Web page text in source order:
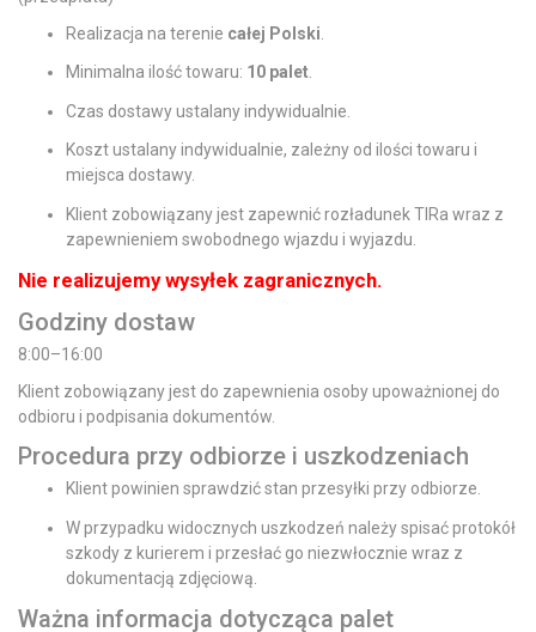
Realizacja na terenie całej Polski
Minimalna ilość towaru: 10 palet
Czas dostawy ustalany indywidualnie.
Koszt ustalany indywidualnie, zależny od ilości towaru i
miejsca dostawy.
Klient zobowiązany jest zapewnić rozładunek TIRa wraz z
zapewnieniem swobodnego wjazdu i wyjazdu.
Nie realizujemy wysyłek zagranicznych.
Godziny dostaw
8:00–16:00
Klient zobowiązany jest do zapewnienia osoby upoważnionej do
odbioru i podpisania dokumentów.
Procedura przy odbiorze i uszkodzeniach
Klient powinien sprawdzić stan przesyłki przy odbiorze.
W przypadku widocznych uszkodzeń należy spisać protokół
szkody z kurierem i przesłać go niezwłocznie wraz z
dokumentacją zdjęciową.
Ważna informacja dotycząca palet